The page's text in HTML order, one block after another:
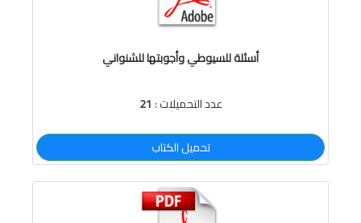
أسئلة للسيوطي وأجوبتها للشنواني
عدد التحميلات :21
تحميل الكتاب